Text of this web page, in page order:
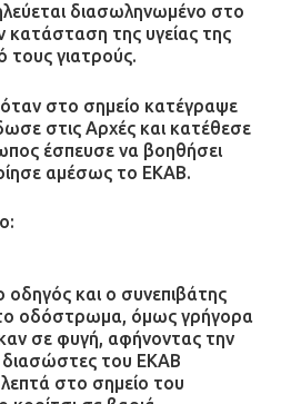
διασωληνωμένο στο
κατάσταση της υγείας της
τους γιατρούς.
στο σημείο κατέγραψε
στις Αρχές και κατέθεσε
έσπευσε να βοηθήσει
αμέσως το ΕΚΑΒ.
και ο συνεπιβάτης
οδόστρωμα, όμως γρήγορα
σε φυγή, αφήνοντας την
του ΕΚΑΒ
στο σημείο του